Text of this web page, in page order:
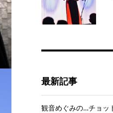
最新記事
観音めぐみの…チョ